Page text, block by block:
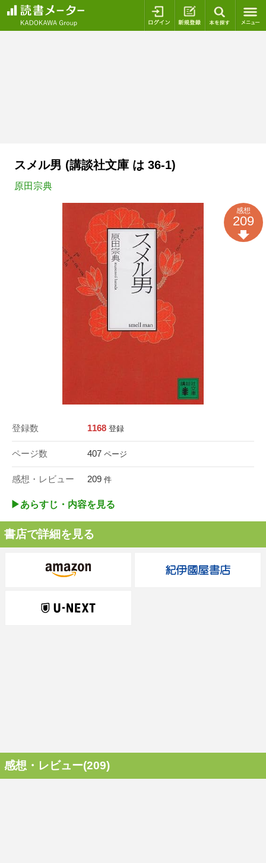
ログイン 新規登録
スメル男 (講談社文庫 は 36-1)
原田宗典
登録数 1168 登録
ページ数 407 ページ
感想・レビュー 209 件
感想
209
▶︎あらすじ・内容を見る
書店で詳細を見る
感想・レビュー(209)